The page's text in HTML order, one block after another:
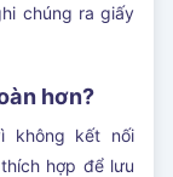
chúng ra giấy
hơn?
không kết nối
hợp để lưu